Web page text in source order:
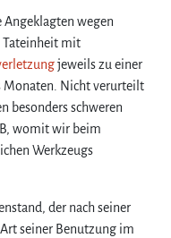
Angeklagten wegen
Tateinheit mit
jeweils zu einer
Monaten. Nicht verurteilt
besonders schweren
womit wir beim
Werkzeugs
der nach seiner
seiner Benutzung im